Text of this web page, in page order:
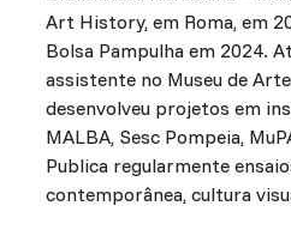
Art History, em Roma, em
Bolsa Pampulha em 2024.
assistente no Museu de
desenvolveu projetos em
MALBA, Sesc Pompeia,
Publica regularmente
contemporânea, cultura